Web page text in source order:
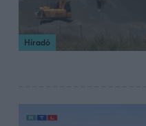
Híradó